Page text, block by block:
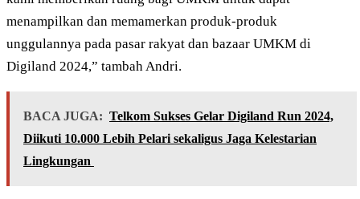
menampilkan dan memamerkan produk-produk
unggulannya pada pasar rakyat dan bazaar UMKM di
Digiland 2024,” tambah Andri.
BACA JUGA: Telkom Sukses Gelar Digiland Run 2024,
Diikuti 10.000 Lebih Pelari sekaligus Jaga Kelestarian
Lingkungan